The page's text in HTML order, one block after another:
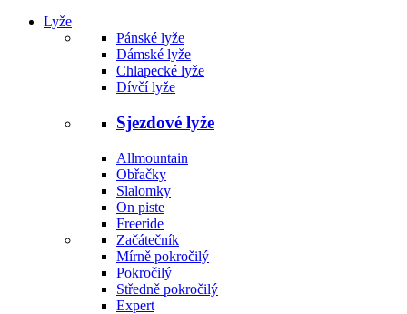
Lyže
Pánské lyže
Dámské lyže
Chlapecké lyže
Dívčí lyže
Sjezdové lyže
Allmountain
Obřačky
Slalomky
On piste
Freeride
Začátečník
Mírně pokročilý
Pokročilý
Středně pokročilý
Expert